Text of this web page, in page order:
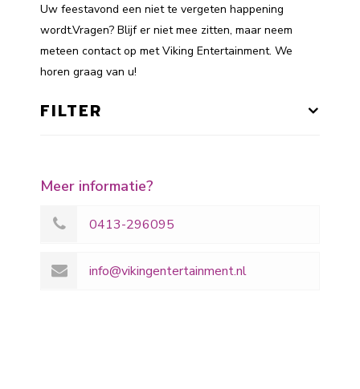
Uw feestavond een niet te vergeten happening
wordt.Vragen? Blijf er niet mee zitten, maar neem
meteen contact op met Viking Entertainment. We
horen graag van u!
FILTER
Meer informatie?
0413-296095
info@vikingentertainment.nl